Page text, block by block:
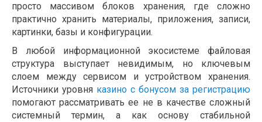
просто массивом блоков хранения, где сложно
практично хранить материалы, приложения, записи,
картинки, базы и конфигурации.
В любой информационной экосистеме файловая
структура выступает невидимым, но ключевым
слоем между сервисом и устройством хранения.
Источники уровня казино с бонусом за регистрацию
помогают рассматривать ее не в качестве сложный
системный термин, а как основу стабильной